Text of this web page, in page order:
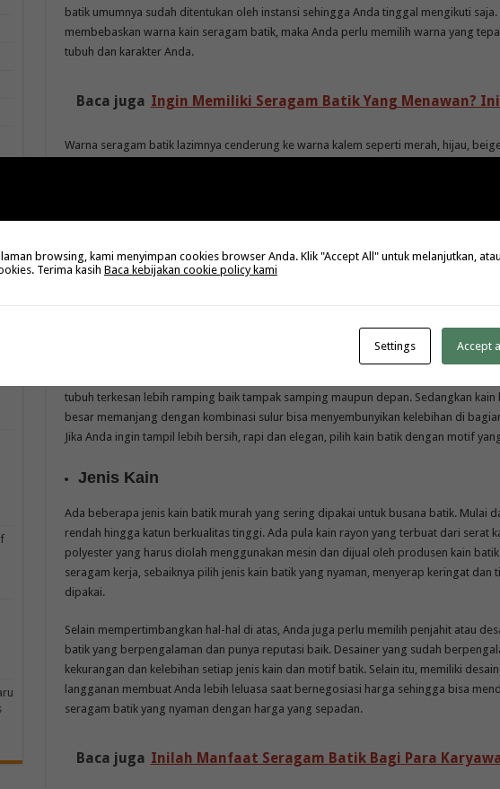
batik umumnya sudah ditentukan oleh instansi sehingga Anda tinggal mengikuti saja.
membebaskan warna kain seragam batik, maka Anda perlu memilih warna yang
tubuh dan karakter Anda.
Baca juga Ingin Memiliki Seragam Batik Yang Menawan?
Warna seragam batik lazimnya cenderung ke warna kalem seperti merah, hijau,
kombinasi gradasi putih atau hitam. Apabila ingin menguatkan kesan elegan pada
memilih warna biru royal, ungu violet, hijau toska atau emas. Sedangkan untuk batik
kain batik printing umumnya memiliki karakter tersendiri yang akhirnya
batik.
Motif
Tahukah Anda kalau motif kain seragam batik ternyata bisa mempengaruhi
Jadi, jangan memilih motif batik sembarangan. Kalau mau main aman, sesuaikan
Bila Anda memiliki perut buncit dan pinggang besar, pilihlah motif kain batik vertikal
tubuh terkesan lebih ramping baik tampak samping maupun depan. Sedangkan
besar memanjang dengan kombinasi sulur bisa menyembunyikan kelebihan di
Jika Anda ingin tampil lebih bersih, rapi dan elegan, pilih kain batik dengan motif
Jenis Kain
Ada beberapa jenis kain batik murah yang sering dipakai untuk busana batik. Mulai
rendah hingga katun berkualitas tinggi. Ada pula kain rayon yang terbuat dari serat
polyester yang harus diolah menggunakan mesin dan dijual oleh produsen kain
seragam kerja, sebaiknya pilih jenis kain batik yang nyaman, menyerap keringat dan
dipakai.
Selain mempertimbangkan hal-hal di atas, Anda juga perlu memilih penjahit atau
batik yang berpengalaman dan punya reputasi baik. Desainer yang sudah
kekurangan dan kelebihan setiap jenis kain dan motif batik. Selain itu, memiliki
langganan membuat Anda lebih leluasa saat bernegosiasi harga sehingga bisa
seragam batik yang nyaman dengan harga yang sepadan.
Baca juga Inilah Manfaat Seragam Batik Bagi Para
browsing, kami menyimpan cookies browser Anda. Klik "Accept All" untuk melanjutkan,
Terima kasih Baca kebijakan cookie policy kami
Settings Accept